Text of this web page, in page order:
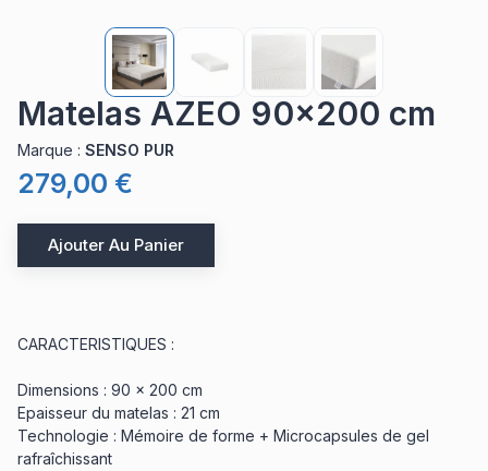
Matelas AZEO 90x200 cm
Marque : SENSO PUR
279,00 €
Ajouter Au Panier
CARACTERISTIQUES :
Dimensions : 90 x 200 cm
Epaisseur du matelas : 21 cm
Technologie : Mémoire de forme + Microcapsules de gel
rafraîchissant